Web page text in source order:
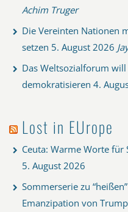
Achim Truger
Die Vereinten Nationen
setzen 5. August 2026
Das Weltsozialforum
demokratisieren 4.
Lost in EUrope
Ceuta: Warme Worte
5. August 2026
Sommerserie zu
Emanzipation von